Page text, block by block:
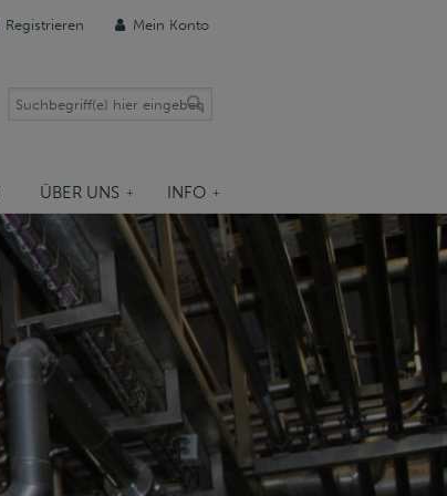
Registrieren Mein Konto
ÜBER UNS INFO